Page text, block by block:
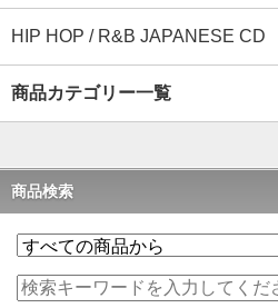
HIP HOP / R&B JAPANESE CD
商品カテゴリー一覧
商品検索